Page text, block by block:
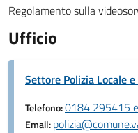
Regolamento sulla
Ufficio
Settore Polizia Locale
Telefono:0184 295415
Email: